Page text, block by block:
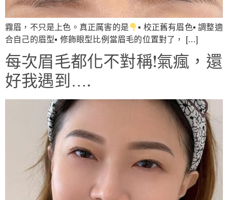
霧眉，不只是上色。真正厲害的是
▪︎ 校正舊有眉色▪︎ 調整適
合自己的眉型▪︎ 修飾眼型比例當眉毛的位置對了， […]
每次眉毛都化不對稱!氣瘋，還
好我遇到….